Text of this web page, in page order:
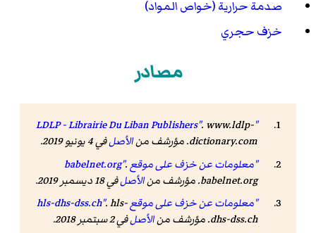
صدمة حرارية (خواص المواد)
خزف حجري
مصادر
"LDLP - Librairie Du Liban Publishers"
. www.ldlp-
dictionary.com. مؤرشف منالأصلفي 4 يونيو 2019
.
"معلومات عن خزف على موقع babelnet.org".
babelnet.org. مؤرشف من
الأصلفي 18 ديسمبر 2019.
"معلومات عن خزف على موقع hls-dhs-dss.ch". hls-
dhs-dss.ch. مؤرشف من
الأصلفي 2 سبتمبر 2018.